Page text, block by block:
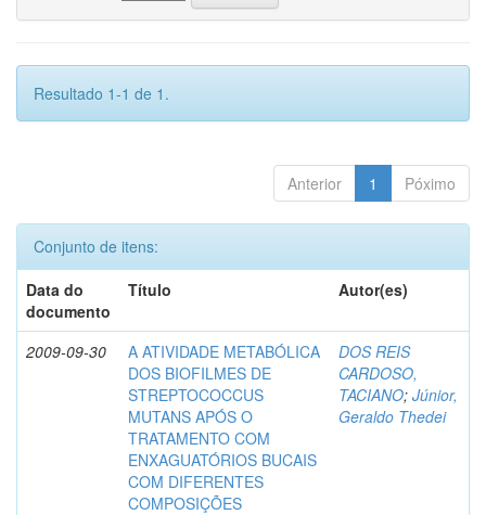
Resultado 1-1 de 1.
Anterior 1 Póximo
Conjunto de itens:
Data do
documento
Título Autor(es)
2009-09-30
A ATIVIDADE METABÓLICA
DOS BIOFILMES DE
STREPTOCOCCUS
MUTANS APÓS O
TRATAMENTO COM
ENXAGUATÓRIOS BUCAIS
COM DIFERENTES
COMPOSIÇÕES
DOS REIS
CARDOSO,
TACIANO; Júnior,
Geraldo Thedei